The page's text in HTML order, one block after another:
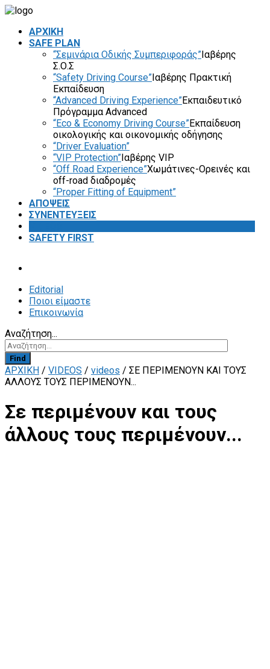
ΑΡΧΙΚΗ
SAFE PLAN
“Σεμινάρια Οδικής Συμπεριφοράς”Ιαβέρης
Σ.Ο.Σ
“Safety Driving Course”Ιαβέρης Πρακτική
Εκπαίδευση
“Advanced Driving Experience”Εκπαιδευτικό
Πρόγραμμα Advanced
“Eco & Economy Driving Course”Εκπαίδευση
οικολογικής και οικονομικής οδήγησης
“Driver Evaluation”
“VIP Protection”Ιαβέρης VIP
“Off Road Experience”Χωμάτινες-Ορεινές και
off-road διαδρομές
“Proper Fitting of Equipment”
ΑΠΟΨΕΙΣ
ΣΥΝΕΝΤΕΥΞΕΙΣ
SAFETY FIRST
Editorial
Ποιοι είμαστε
Επικοινωνία
Αναζήτηση...
Find
ΑΡΧΙΚΗ / VIDEOS / videos / ΣΕ ΠΕΡΙΜΈΝΟΥΝ ΚΑΙ ΤΟΥΣ
ΆΛΛΟΥΣ ΤΟΥΣ ΠΕΡΙΜΈΝΟΥΝ...
Σε περιμένουν και τους
άλλους τους περιμένουν...